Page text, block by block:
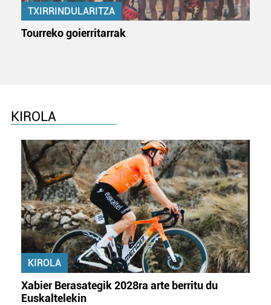
irakurri
TXIRRINDULARITZA
Tourreko goierritarrak
KIROLA
KIROLA
Xabier Berasategik 2028ra arte berritu du
Euskaltelekin